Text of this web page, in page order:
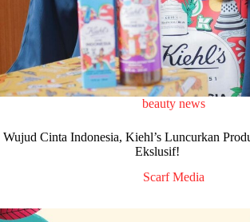
beauty news
Wujud Cinta Indonesia, Kiehl’s Luncurkan
Ekslusif!
Scarf Media